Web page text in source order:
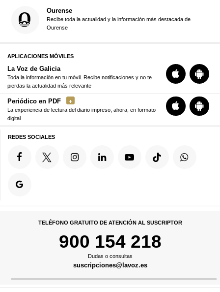
Ourense
Recibe toda la actualidad y la información más destacada de
Ourense
APLICACIONES MÓVILES
La Voz de Galicia
Toda la información en tu móvil. Recibe notificaciones y no te
pierdas la actualidad más relevante
Periódico en PDF
La experiencia de lectura del diario impreso, ahora, en formato
digital
REDES SOCIALES
TELÉFONO GRATUITO DE ATENCIÓN AL SUSCRIPTOR
900 154 218
Dudas o consultas
suscripciones@lavoz.es